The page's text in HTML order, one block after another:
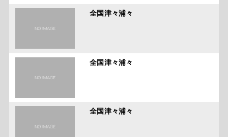
全国津々浦々
全国津々浦々
全国津々浦々